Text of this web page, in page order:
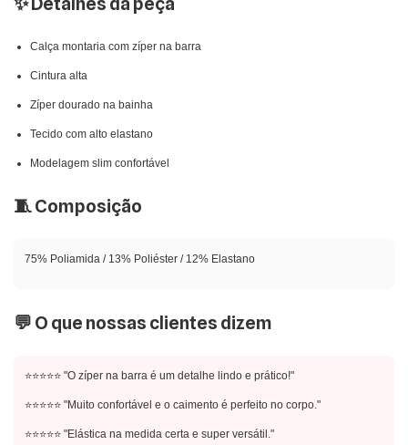
Calça montaria com zíper na barra
Cintura alta
Zíper dourado na bainha
Tecido com alto elastano
Modelagem slim confortável
🧵 Composição
75% Poliamida / 13% Poliéster / 12% Elastano
💬 O que nossas clientes dizem
⭐⭐⭐⭐⭐ "O zíper na barra é um detalhe lindo e prático!"
⭐⭐⭐⭐⭐ "Muito confortável e o caimento é perfeito no corpo."
⭐⭐⭐⭐⭐ "Elástica na medida certa e super versátil."